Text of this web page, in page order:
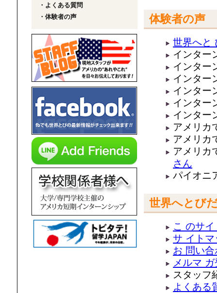
体験者の声
世界へと
インター
インター
インター
インター
インター
インター
アメリカ
アメリカ
アメリカ
さん
パイオニ
世界へとび
こ のサ
サ イトマ
お 問い合
メルマ
スタッフ
よくある
・よくある質問
・体験者の声